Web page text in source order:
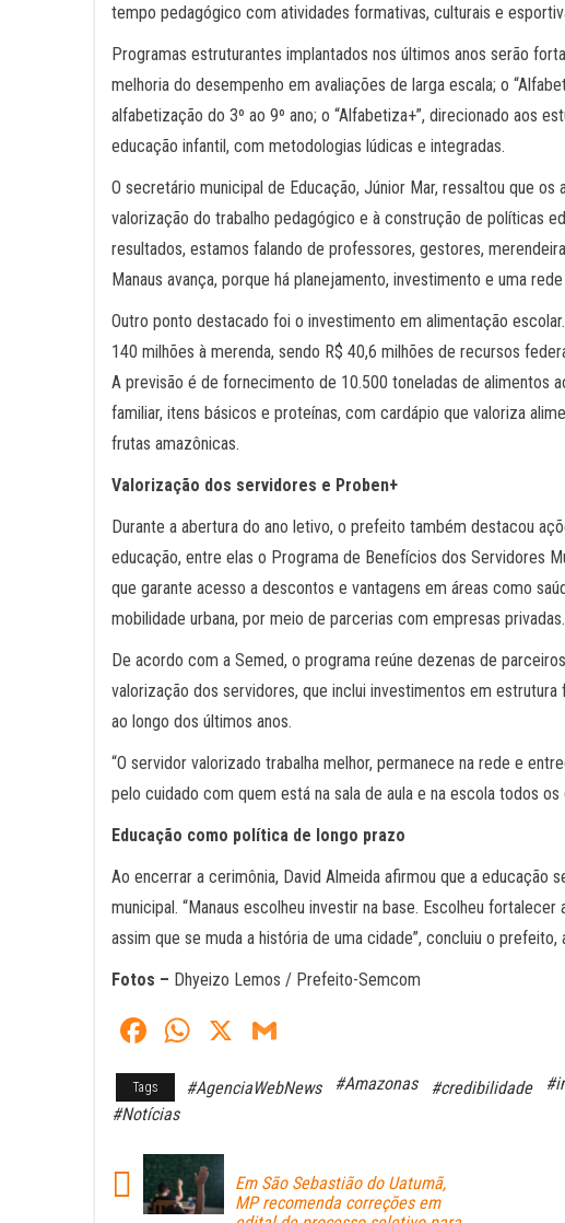
tempo pedagógico com atividades formativas, culturais e
Programas estruturantes implantados nos últimos anos serão
melhoria do desempenho em avaliações de larga escala; o
alfabetização do 3º ao 9º ano; o “Alfabetiza+”, direcionado aos
educação infantil, com metodologias lúdicas e integradas.
O secretário municipal de Educação, Júnior Mar, ressaltou que
valorização do trabalho pedagógico e à construção de políticas
resultados, estamos falando de professores, gestores,
Manaus avança, porque há planejamento, investimento e uma
Outro ponto destacado foi o investimento em alimentação
140 milhões à merenda, sendo R$ 40,6 milhões de recursos
A previsão é de fornecimento de 10.500 toneladas de alimentos
familiar, itens básicos e proteínas, com cardápio que valoriza
frutas amazônicas.
Valorização dos servidores e Proben+
Durante a abertura do ano letivo, o prefeito também destacou
educação, entre elas o Programa de Benefícios dos Servidores
que garante acesso a descontos e vantagens em áreas como
mobilidade urbana, por meio de parcerias com empresas privadas.
De acordo com a Semed, o programa reúne dezenas de
valorização dos servidores, que inclui investimentos em
ao longo dos últimos anos.
“O servidor valorizado trabalha melhor, permanece na rede e
pelo cuidado com quem está na sala de aula e na escola todos
Educação como política de longo prazo
Ao encerrar a cerimônia, David Almeida afirmou que a educação
municipal. “Manaus escolheu investir na base. Escolheu
assim que se muda a história de uma cidade”, concluiu o
Fotos – Dhyeizo Lemos / Prefeito-Semcom
Fa
ce
bo
ok
W
ts
pp
X
ail
Tags #AgenciaWebNews #Amazonas #credibilidade
#Notícias
Em São Sebastião do Uatumã,
MP recomenda correções em